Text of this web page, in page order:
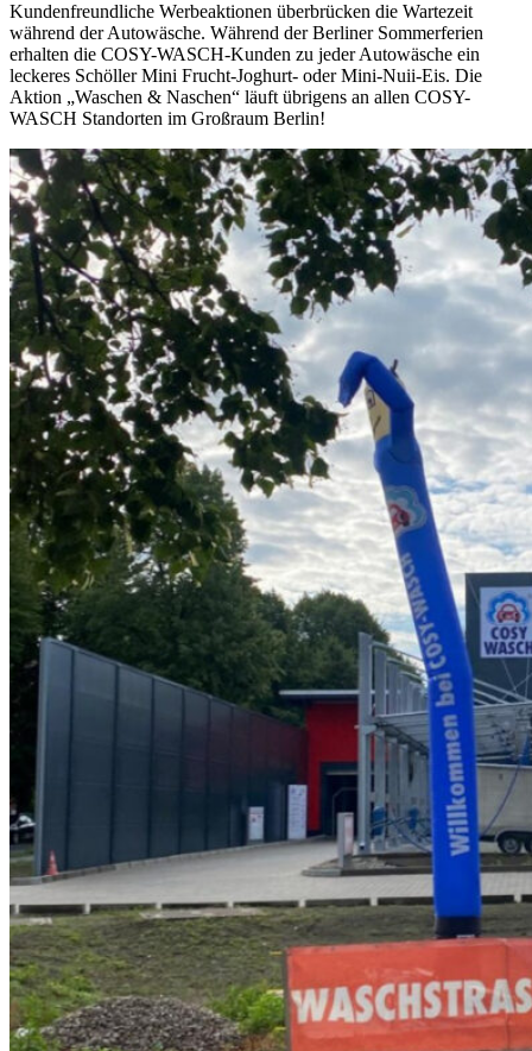
Kundenfreundliche Werbeaktionen überbrücken die Wartezeit
während der Autowäsche. Während der Berliner Sommerferien
erhalten die COSY-WASCH-Kunden zu jeder Autowäsche ein
leckeres Schöller Mini Frucht-Joghurt- oder Mini-Nuii-Eis. Die
Aktion „Waschen & Naschen“ läuft übrigens an allen COSY-
WASCH Standorten im Großraum Berlin!